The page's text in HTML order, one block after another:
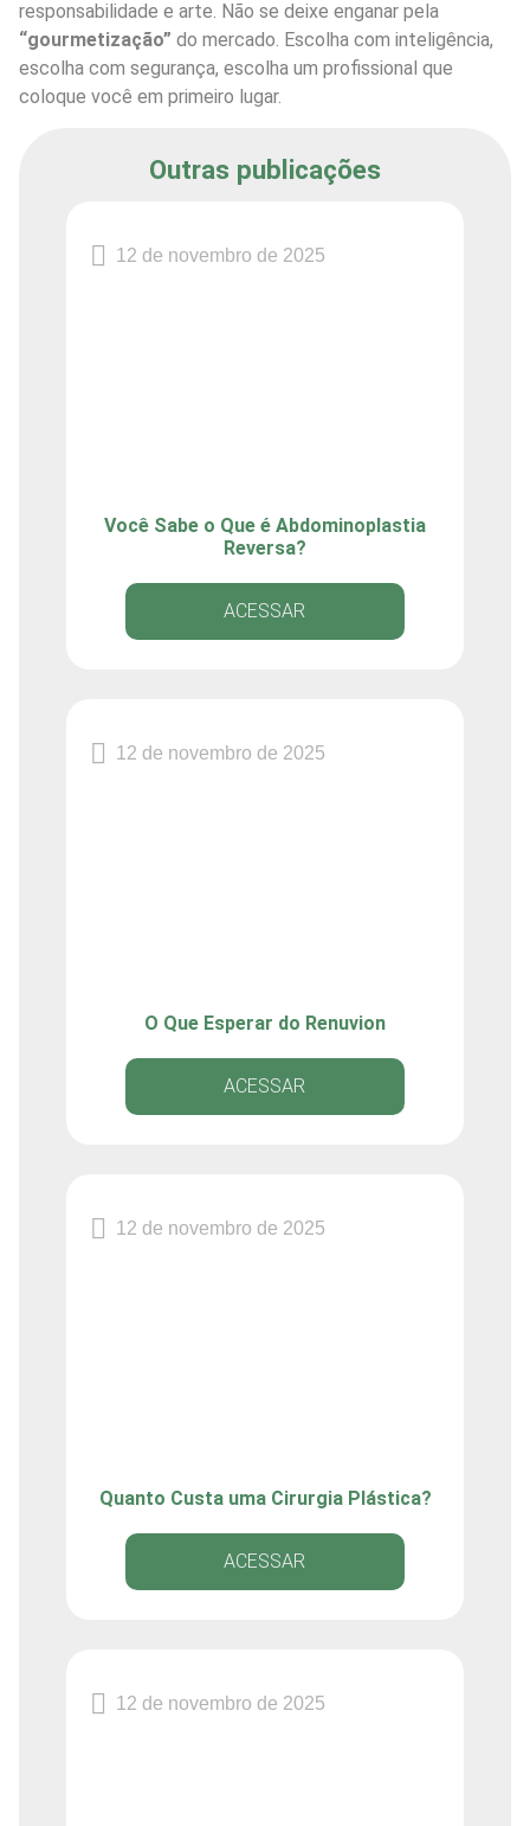
responsabilidade e arte. Não se deixe enganar pela
“gourmetização” do mercado. Escolha com inteligência,
escolha com segurança, escolha um profissional que
coloque você em primeiro lugar.
Outras publicações
Você Sabe o Que é Abdominoplastia
Reversa?
ACESSAR
12 de novembro de 2025
O Que Esperar do Renuvion
ACESSAR
12 de novembro de 2025
Quanto Custa uma Cirurgia Plástica?
ACESSAR
12 de novembro de 2025
12 de novembro de 2025